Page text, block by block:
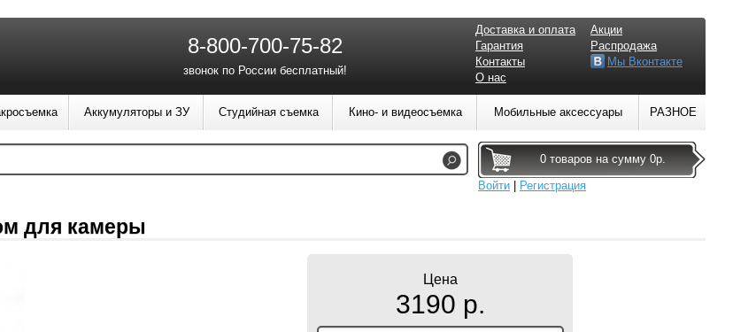
для камеры
Цена
3190 р.
8-800-700-75-82
звонок по России бесплатный!
Доставка и оплата
Гарантия
Контакты
О нас
Акции
Распродажа
Мы Вконтакте
Аккумуляторы и ЗУ Студийная съемка Кино- и видеосъемка Мобильные аксессуары РАЗНОЕ
0 товаров на сумму 0р.
Войти
Регистрация